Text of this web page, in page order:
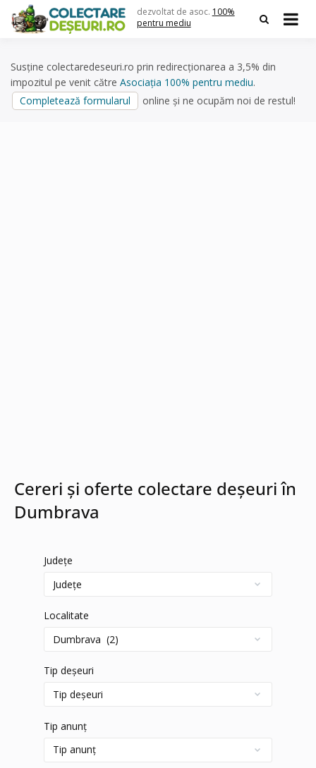
content
dezvoltat de asoc. 100%
pentru mediu
Susține colectaredeseuri.ro prin redirecționarea a 3,5% din
impozitul pe venit către Asociația 100% pentru mediu.
Completează formularul
online și ne ocupăm noi de restul!
Cereri și oferte colectare deșeuri în
Dumbrava
Județe
Localitate
Tip deșeuri
Tip anunț